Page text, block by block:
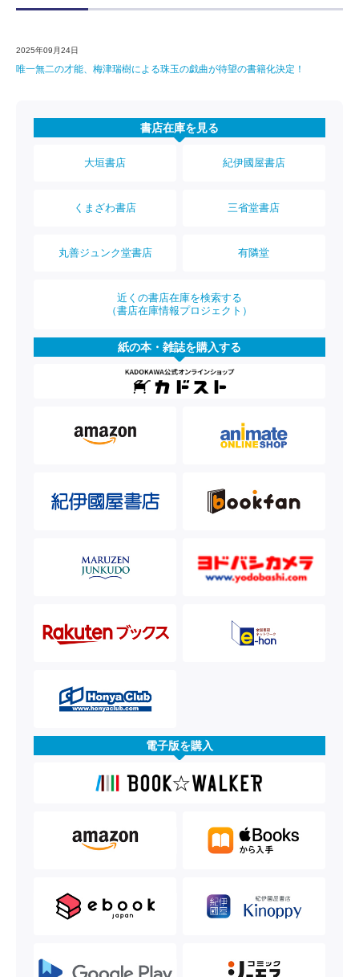
2025年09月24日
唯一無二の才能、梅津瑞樹による珠玉の戯曲が待望の書籍化決定！
書店在庫を見る
大垣書店 紀伊國屋書店
くまざわ書店 三省堂書店
丸善ジュンク堂書店 有隣堂
近くの書店在庫を検索する
（書店在庫情報プロジェクト）
紙の本・雑誌を購入する
電子版を購入